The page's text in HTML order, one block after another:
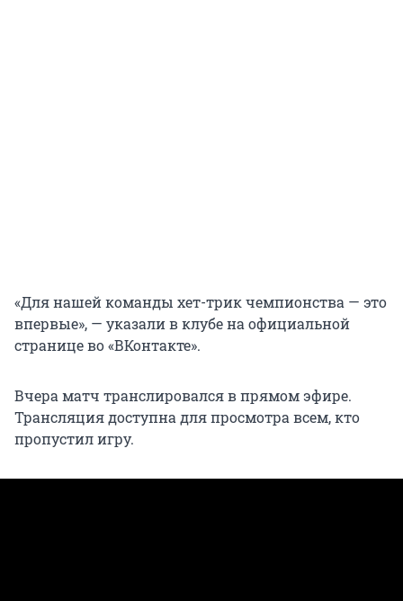
«Для нашей команды хет-трик чемпионства — это
впервые», — указали в клубе на официальной
странице во «ВКонтакте».
Вчера матч транслировался в прямом эфире.
Трансляция доступна для просмотра всем, кто
пропустил игру.